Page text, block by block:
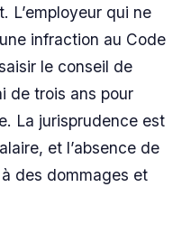
L’employeur qui ne
infraction au Code
le conseil de
de trois ans pour
La jurisprudence est
et l’absence de
des dommages et